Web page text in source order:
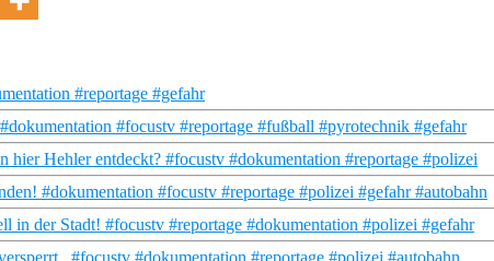
#reportage #gefahr
#focustv #reportage #fußball #pyrotechnik #gefahr
hier Hehler entdeckt? #focustv #dokumentation #reportage #polizei
#dokumentation #focustv #reportage #polizei #gefahr #autobahn
in der Stadt! #focustv #reportage #dokumentation #polizei #gefahr